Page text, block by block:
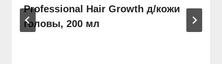
Professional Hair Growth д/кожи
головы, 200 мл